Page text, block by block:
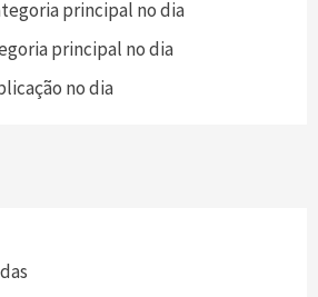
principal no dia
principal no dia
no dia